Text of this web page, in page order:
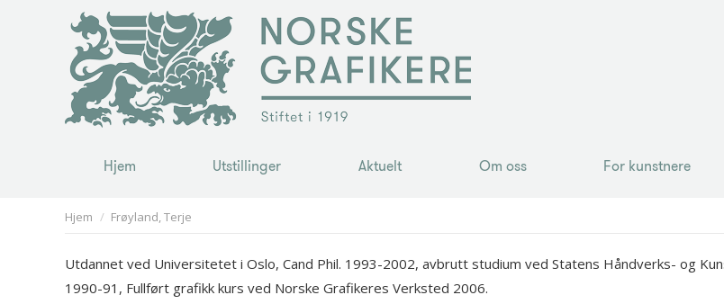
Hjem Utstillinger Aktuelt Om oss For kunstnere
You are here:
Hjem Frøyland, Terje
Utdannet ved Universitetet i Oslo, Cand Phil. 1993-2002, avbrutt studium ved Statens Håndverks- og
1990-91, Fullført grafikk kurs ved Norske Grafikeres Verksted 2006.
Hjem Utstillinger Aktuelt